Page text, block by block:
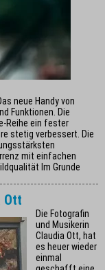
neue Handy von
Funktionen. Die
Reihe ein fester
stetig verbessert. Die
mit einfachen
Im Grunde
Ott
Die Fotografin
und Musikerin
Claudia Ott, hat
es heuer wieder
einmal